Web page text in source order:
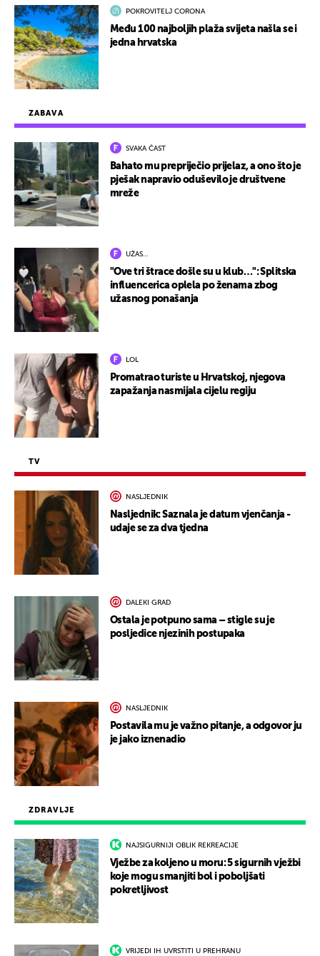
ZDRAVLJE
NAJSIGURNIJI OBLIK REKREACIJE
Vježbe za koljeno u moru: 5 sigurnih vježbi
koje mogu smanjiti bol i poboljšati
pokretljivost
VRIJEDI IH UVRSTITI U PREHRANU
ZABAVA
SVAKA ČAST
Bahato mu prepriječio prijelaz, a ono što je
pješak napravio oduševilo je društvene
mreže
UŽAS…
"Ove tri štrace došle su u klub…": Splitska
influencerica oplela po ženama zbog
užasnog ponašanja
LOL
Promatrao turiste u Hrvatskoj, njegova
zapažanja nasmijala cijelu regiju
TV
NASLJEDNIK
Nasljednik: Saznala je datum vjenčanja -
udaje se za dva tjedna
DALEKI GRAD
Ostala je potpuno sama – stigle su je
posljedice njezinih postupaka
NASLJEDNIK
Postavila mu je važno pitanje, a odgovor ju
je jako iznenadio
POKROVITELJ CORONA
Među 100 najboljih plaža svijeta našla se i
jedna hrvatska